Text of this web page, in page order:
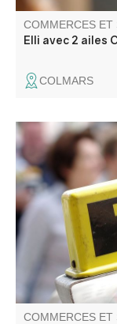
COMMERCES ET
Elli avec 2 ailes
COLMARS
Contactez
département ou
Colmars. Nous
individuels ou
Conventionné
COMMERCES ET